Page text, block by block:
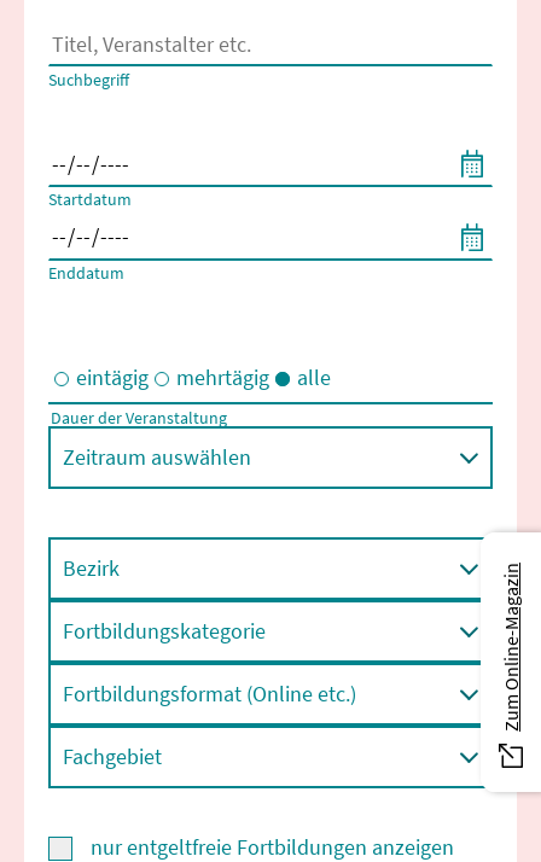
Es erscheinen Suchvorschläge, wenn mindestens 2 Zeichen
Suchbegriff
Startdatum
Enddatum
Eintägige und/oder mehrtägige Veranstaltungen
eintägig mehrtägig alle
Dauer der Veranstaltung
Zeitraum auswählen
Bezirk
Fortbildungskategorie
Fortbildungsformat (Online etc.)
Fachgebiet
nur entgeltfreie Fortbildungen anzeigen
Zum Online-Magazin